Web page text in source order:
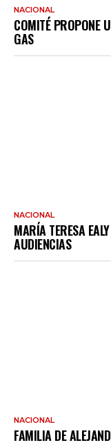
NACIONAL
COMITÉ PROPONE
GAS
NACIONAL
MARÍA TERESA
AUDIENCIAS
NACIONAL
FAMILIA DE